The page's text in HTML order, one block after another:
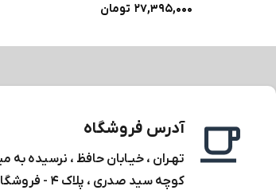
نمره۴
۲۷,۳۹۵,۰۰۰ تومان
آدرس فروشگاه
تهـران ، خیـابان حافظ ، نرسیده
کوچه سید صدری ، پلاک ۴ -